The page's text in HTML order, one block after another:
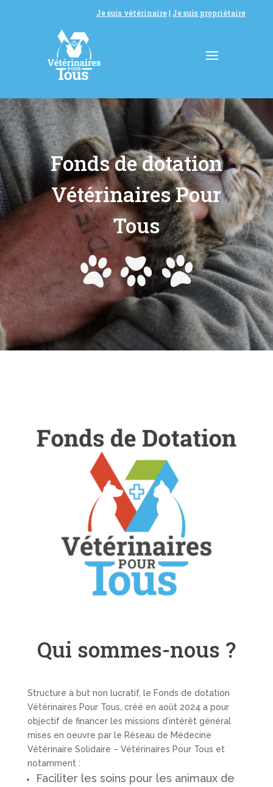
Je suis vétérinaire|Je suis propriétaire
Fonds de dotation
Vétérinaires Pour
Tous
Qui sommes-nous ?
Structure à but non lucratif, le Fonds de dotation
Vétérinaires Pour Tous, créé en août 2024 a pour
objectif de financer les missions d’intérêt général
mises en oeuvre par le Réseau de Médecine
Vétérinaire Solidaire – Vétérinaires Pour Tous et
notamment :
Faciliter les soins pour les animaux de